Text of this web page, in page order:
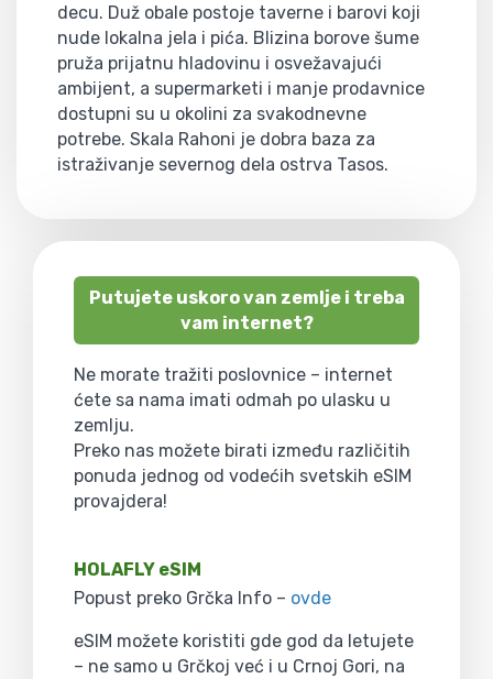
decu. Duž obale postoje taverne i barovi koji
nude lokalna jela i pića. Blizina borove šume
pruža prijatnu hladovinu i osvežavajući
ambijent, a supermarketi i manje prodavnice
dostupni su u okolini za svakodnevne
potrebe. Skala Rahoni je dobra baza za
istraživanje severnog dela ostrva Tasos.
Putujete uskoro van zemlje i treba
vam internet?
Ne morate tražiti poslovnice – internet
ćete sa nama imati odmah po ulasku u
zemlju.
Preko nas možete birati između različitih
ponuda jednog od vodećih svetskih eSIM
provajdera!
HOLAFLY eSIM
Popust preko Grčka Info – ovde
eSIM možete koristiti gde god da letujete
– ne samo u Grčkoj već i u Crnoj Gori, na